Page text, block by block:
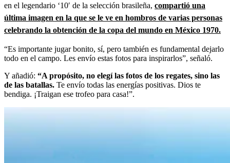
en el legendario ‘10′ de la selección brasileña, compartió una
última imagen en la que se le ve en hombros de varias personas
celebrando la obtención de la copa del mundo en México 1970.
“Es importante jugar bonito, sí, pero también es fundamental dejarlo
todo en el campo. Les envío estas fotos para inspirarlos”, señaló.
Y añadió: “A propósito, no elegí las fotos de los regates, sino las
de las batallas. Te envío todas las energías positivas. Dios te
bendiga. ¡Traigan ese trofeo para casa!”.